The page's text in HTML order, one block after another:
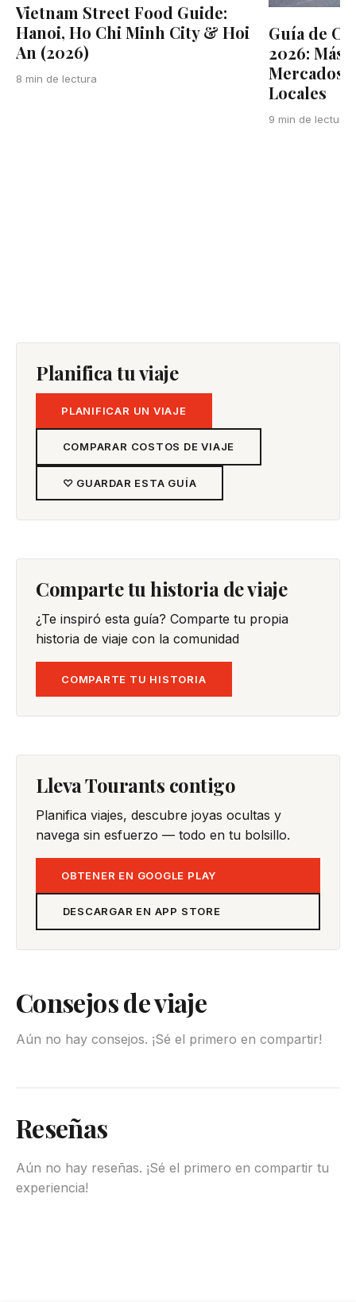
Vietnam Street Food Guide:
Hanoi, Ho Chi Minh City & Hoi
An (2026)
8 min de lectura
Guía de
2026: Más
Mercados,
Locales
9 min de lectura
Planifica tu viaje
PLANIFICAR UN VIAJE
COMPARAR COSTOS DE VIAJE
♡ GUARDAR ESTA GUÍA
Comparte tu historia de viaje
¿Te inspiró esta guía? Comparte tu propia
historia de viaje con la comunidad
COMPARTE TU HISTORIA
Lleva Tourants contigo
Planifica viajes, descubre joyas ocultas y
navega sin esfuerzo — todo en tu bolsillo.
OBTENER EN GOOGLE PLAY
DESCARGAR EN APP STORE
Consejos de viaje
Aún no hay consejos. ¡Sé el primero en compartir!
Reseñas
Aún no hay reseñas. ¡Sé el primero en compartir tu
experiencia!